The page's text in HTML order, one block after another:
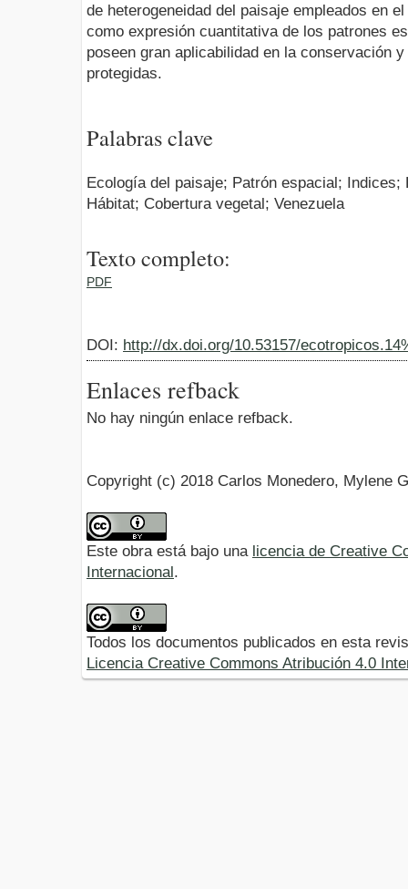
de heterogeneidad del paisaje empleados en
como expresión cuantitativa de los patrones
poseen gran aplicabilidad en la conservación
protegidas.
Palabras clave
Ecología del paisaje; Patrón espacial; Indices;
Hábitat; Cobertura vegetal; Venezuela
Texto completo:
PDF
DOI: http://dx.doi.org/10.53157/
Enlaces refback
No hay ningún enlace refback.
Copyright (c) 2018 Carlos Monedero, Mylene
Este obra está bajo una licencia de Creative
Internacional.
Todos los documentos publicados en esta
Licencia Creative Commons Atribución 4.0